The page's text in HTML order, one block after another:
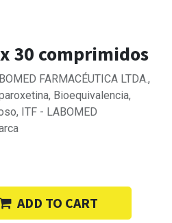
30 comprimidos
FARMACÉUTICA LTDA.,
Bioequivalencia,
ITF - LABOMED
ADD TO CART